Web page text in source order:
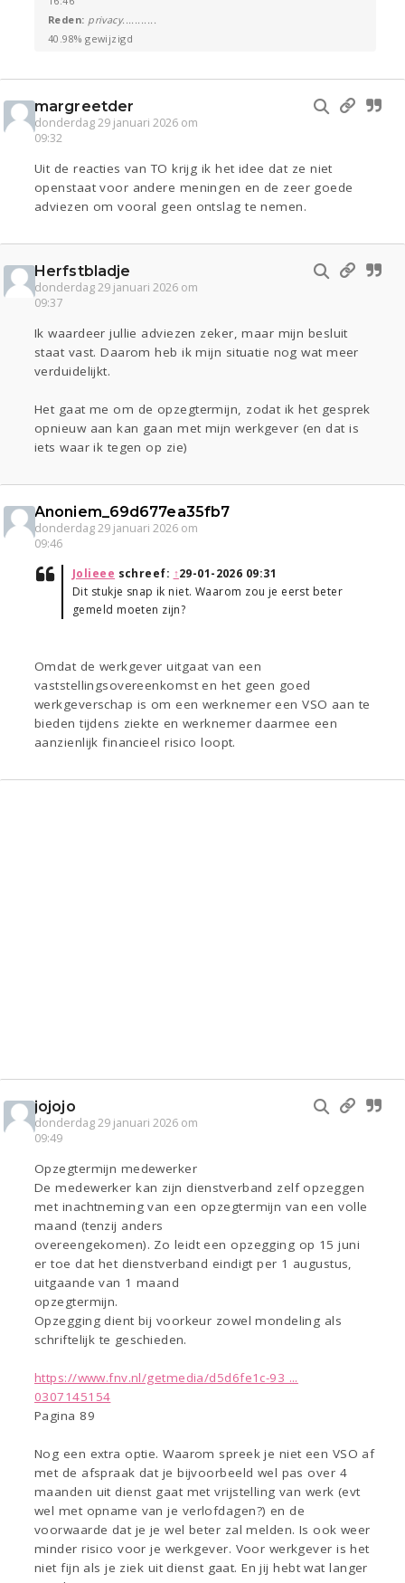
Reden: privacy...........
40.98% gewijzigd
margreetder
donderdag 29 januari 2026 om
09:32
Uit de reacties van TO krijg ik het idee dat ze niet
openstaat voor andere meningen en de zeer goede
adviezen om vooral geen ontslag te nemen.
Herfstbladje
donderdag 29 januari 2026 om
09:37
Ik waardeer jullie adviezen zeker, maar mijn besluit
staat vast. Daarom heb ik mijn situatie nog wat meer
verduidelijkt.
Het gaat me om de opzegtermijn, zodat ik het gesprek
opnieuw aan kan gaan met mijn werkgever (en dat is
iets waar ik tegen op zie)
Anoniem_69d677ea35fb7
donderdag 29 januari 2026 om
09:46
Jolieee schreef: ↑29-01-2026 09:31
Dit stukje snap ik niet. Waarom zou je eerst beter
gemeld moeten zijn?
Omdat de werkgever uitgaat van een
vaststellingsovereenkomst en het geen goed
werkgeverschap is om een werknemer een VSO aan te
bieden tijdens ziekte en werknemer daarmee een
aanzienlijk financieel risico loopt.
jojojo
donderdag 29 januari 2026 om
09:49
Opzegtermijn medewerker
De medewerker kan zijn dienstverband zelf opzeggen
met inachtneming van een opzegtermijn van een volle
maand (tenzij anders
overeengekomen). Zo leidt een opzegging op 15 juni
er toe dat het dienstverband eindigt per 1 augustus,
uitgaande van 1 maand
opzegtermijn.
Opzegging dient bij voorkeur zowel mondeling als
schriftelijk te geschieden.
https://www.fnv.nl/getmedia/d5d6fe1c-93 ...
0307145154
Pagina 89
Nog een extra optie. Waarom spreek je niet een VSO af
met de afspraak dat je bijvoorbeeld wel pas over 4
maanden uit dienst gaat met vrijstelling van werk (evt
wel met opname van je verlofdagen?) en de
voorwaarde dat je je wel beter zal melden. Is ook weer
minder risico voor je werkgever. Voor werkgever is het
niet fijn als je ziek uit dienst gaat. En jij hebt wat langer